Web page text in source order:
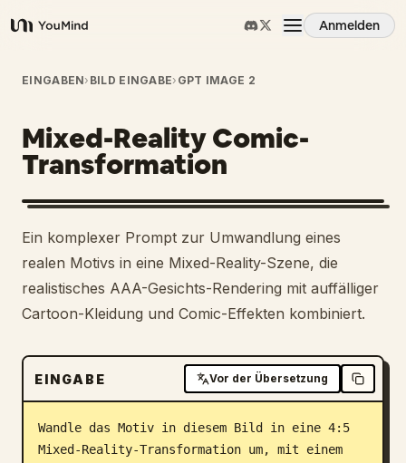
YouMind
Anmelden
Übersicht
Anwendungsfälle
Fähigkeiten
Prompts
Preise
Download
Blog
EINGABEN› BILD EINGABE› GPT IMAGE 2
Mixed-Reality Comic-
Transformation
Ein komplexer Prompt zur Umwandlung eines
realen Motivs in eine Mixed-Reality-Szene, die
realistisches AAA-Gesichts-Rendering mit auffälliger
Cartoon-Kleidung und Comic-Effekten kombiniert.
EINGABE Vor der Übersetzung
Wandle das Motiv in diesem Bild in eine 4:5
Mixed-Reality-Transformation um, mit einem